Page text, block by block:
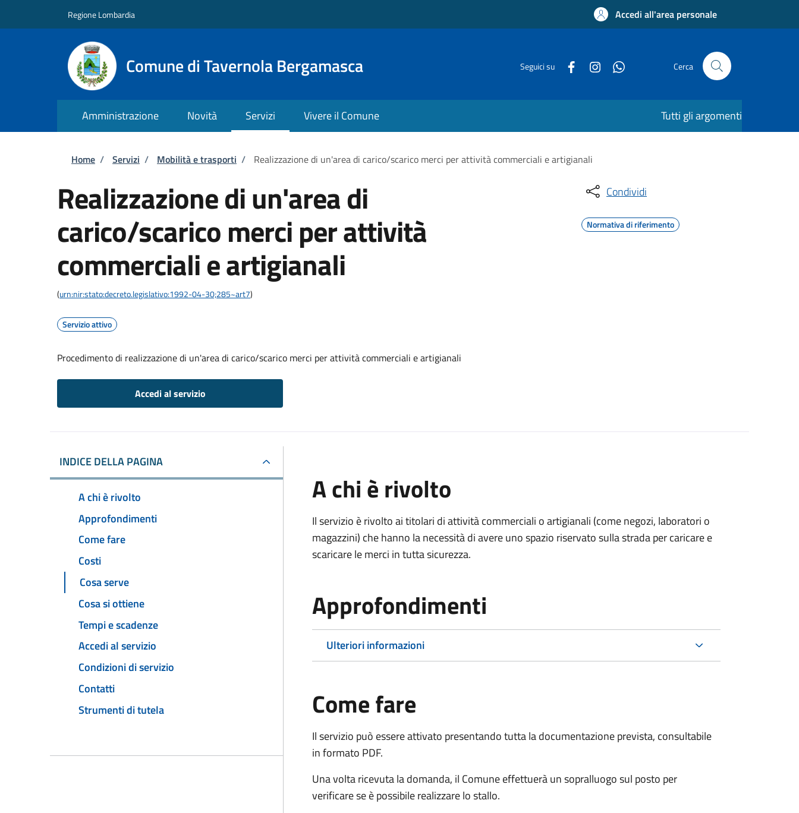
Regione Lombardia Accedi all'area personale
Comune di Tavernola Bergamasca Seguici su Cerca
Amministrazione Novità Servizi Vivere il Comune Tutti gli argomenti
Briciole di pane
Home / Servizi / Mobilità e trasporti / Realizzazione di un'area di carico/scarico merci per attività commerciali e artigianali
Realizzazione di un'area di
carico/scarico merci per attività
commerciali e artigianali
(urn:nir:stato:decreto.legislativo:1992-04-30;285~art7)
Servizio attivo
Procedimento di realizzazione di un'area di carico/scarico merci per attività commerciali e artigianali
Accedi al servizio
Condividi
Normativa di riferimento
INDICE DELLA PAGINA
A chi è rivolto
Approfondimenti
Come fare
Costi
Cosa serve
Cosa si ottiene
Tempi e scadenze
Accedi al servizio
Condizioni di servizio
Contatti
Strumenti di tutela
A chi è rivolto
Il servizio è rivolto ai titolari di attività commerciali o artigianali (come negozi, laboratori o
magazzini) che hanno la necessità di avere uno spazio riservato sulla strada per caricare e
scaricare le merci in tutta sicurezza.
Approfondimenti
Ulteriori informazioni
Come fare
Il servizio può essere attivato presentando tutta la documentazione prevista, consultabile
in formato PDF.
Una volta ricevuta la domanda, il Comune effettuerà un sopralluogo sul posto per
verificare se è possibile realizzare lo stallo.